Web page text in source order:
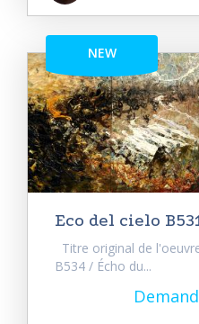
NEW
Eco del cielo
Titre original de
B534 / Écho du...